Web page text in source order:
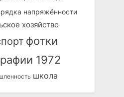
напряжённости
хозяйство
фотки
1972
школа